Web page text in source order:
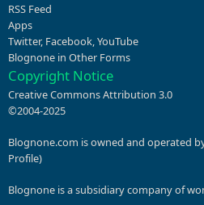
RSS Feed
Apps
Twitter, Facebook,YouTube
Blognone in Other Forms
Copyright Notice
Creative Commons Attribution 3.0
©2004-2025
Blognone.com is owned and operated
Profile)
Blognone is a subsidiary company of